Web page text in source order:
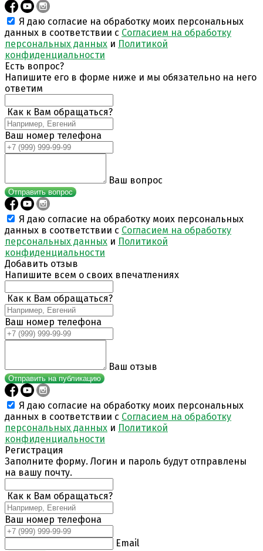
Я даю согласие на обработку моих персональных
данных в соответствии с Согласием на обработку
персональных данных и Политикой
конфиденциальности
Есть вопрос?
Напишите его в форме ниже и мы обязательно на него
ответим
Как к Вам обращаться?
Ваш номер телефона
Ваш вопрос
Отправить вопрос
Я даю согласие на обработку моих персональных
данных в соответствии с Согласием на обработку
персональных данных и Политикой
конфиденциальности
Добавить отзыв
Напишите всем о своих впечатлениях
Как к Вам обращаться?
Ваш номер телефона
Ваш отзыв
Отправить на публикацию
Я даю согласие на обработку моих персональных
данных в соответствии с Согласием на обработку
персональных данных и Политикой
конфиденциальности
Регистрация
Заполните форму. Логин и пароль будут отправлены
на вашу почту.
Как к Вам обращаться?
Ваш номер телефона
Email